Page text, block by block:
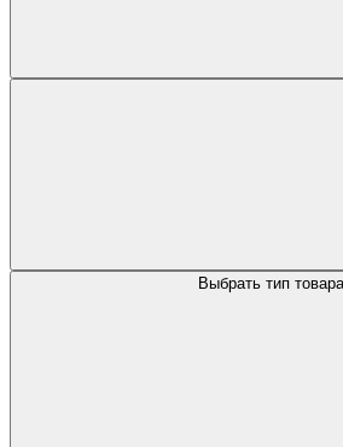
Выбрать тип товара